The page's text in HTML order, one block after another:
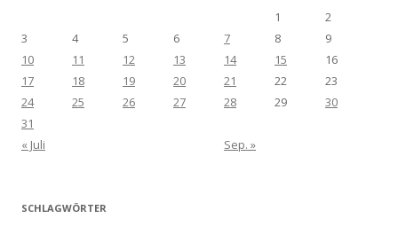
1
2
3
4 5 6 7 8
9
10
11 12 13 14 15
16
17
18 19 20 21 22
23
24
25 26 27 28 29
30
31
« Juli
Sep. »
SCHLAGWÖRTER